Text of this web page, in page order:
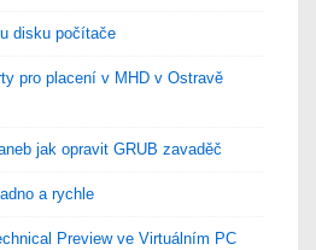
disku počítače
pro placení v MHD v Ostravě
jak opravit GRUB zavaděč
a rychle
Preview ve Virtuálním PC